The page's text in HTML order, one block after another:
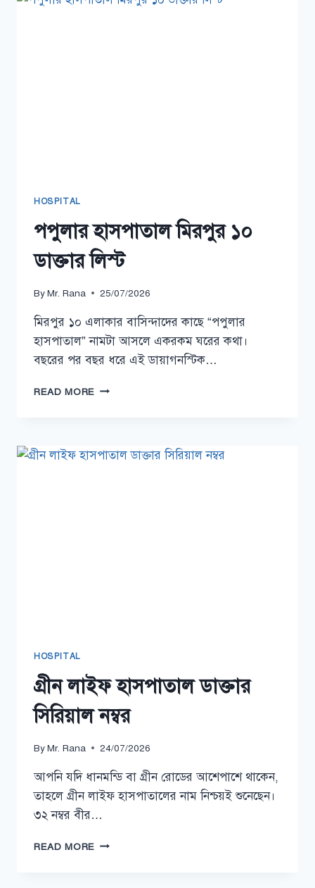
পদের
HOSPITAL
পপুলার হাসপাতাল মিরপুর ১০
ডাক্তার লিস্ট
ByMr. Rana 25/07/2026
মিরপুর ১০ এলাকার বাসিন্দাদের কাছে “পপুলার
হাসপাতাল” নামটা আসলে একরকম ঘরের কথা।
বছরের পর বছর ধরে এই ডায়াগনস্টিক…
READ MORE পপুলার
ডাক্তার
লিস্ট
HOSPITAL
গ্রীন লাইফ হাসপাতাল ডাক্তার
সিরিয়াল নম্বর
ByMr. Rana 24/07/2026
আপনি যদি ধানমন্ডি বা গ্রীন রোডের আশেপাশে থাকেন,
তাহলে গ্রীন লাইফ হাসপাতালের নাম নিশ্চয়ই শুনেছেন।
৩২ নম্বর বীর…
READ MORE গ্রীন